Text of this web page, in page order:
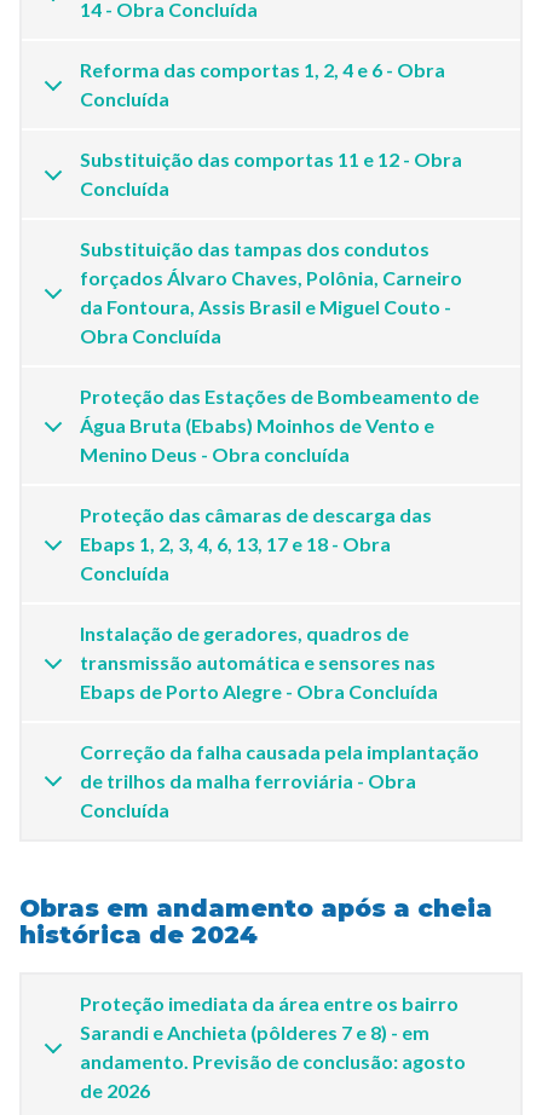
14 - Obra Concluída
Reforma das comportas 1, 2, 4 e 6 - Obra
Concluída
Substituição das comportas 11 e 12 - Obra
Concluída
Substituição das tampas dos condutos
forçados Álvaro Chaves, Polônia, Carneiro
da Fontoura, Assis Brasil e Miguel Couto -
Obra Concluída
Proteção das Estações de Bombeamento de
Água Bruta (Ebabs) Moinhos de Vento e
Menino Deus - Obra concluída
Proteção das câmaras de descarga das
Ebaps 1, 2, 3, 4, 6, 13, 17 e 18 - Obra
Concluída
Instalação de geradores, quadros de
transmissão automática e sensores nas
Ebaps de Porto Alegre - Obra Concluída
Correção da falha causada pela implantação
de trilhos da malha ferroviária - Obra
Concluída
Obras em andamento após a cheia
histórica de 2024
Proteção imediata da área entre os bairro
Sarandi e Anchieta (pôlderes 7 e 8) - em
andamento. Previsão de conclusão: agosto
de 2026